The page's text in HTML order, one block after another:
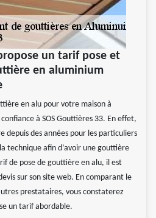
un tarif pose et
en aluminium
en alu pour votre maison à
à SOS Gouttières 33. En effet,
depuis des années pour les particuliers
technique afin d’avoir une gouttière
de pose de gouttière en alu, il est
sur son site web. En comparant le
prestataires, vous constaterez
un tarif abordable.